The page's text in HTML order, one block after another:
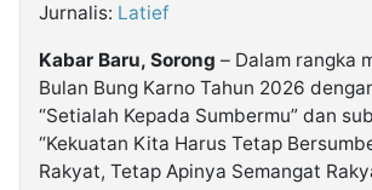
Kabarbaru.co
2026
Jurnalis: Latief
Kabar Baru, Sorong – Dalam rangka
Bulan Bung Karno Tahun 2026
“Setialah Kepada Sumbermu” dan
“Kekuatan Kita Harus Tetap
Rakyat, Tetap Apinya Semangat